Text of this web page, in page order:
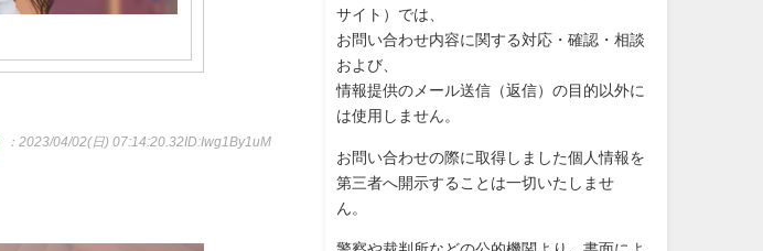
：2023/04/02(日) 07:14:20.32ID:Iwg1By1uM
サイト）では、
お問い合わせ内容に関する対応・確認・相談
および、
情報提供のメール送信（返信）の目的以外に
は使用しません。
お問い合わせの際に取得しました個人情報を
第三者へ開示すること は一切いたしませ
ん。